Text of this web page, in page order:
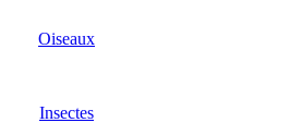
Oiseaux
Insectes